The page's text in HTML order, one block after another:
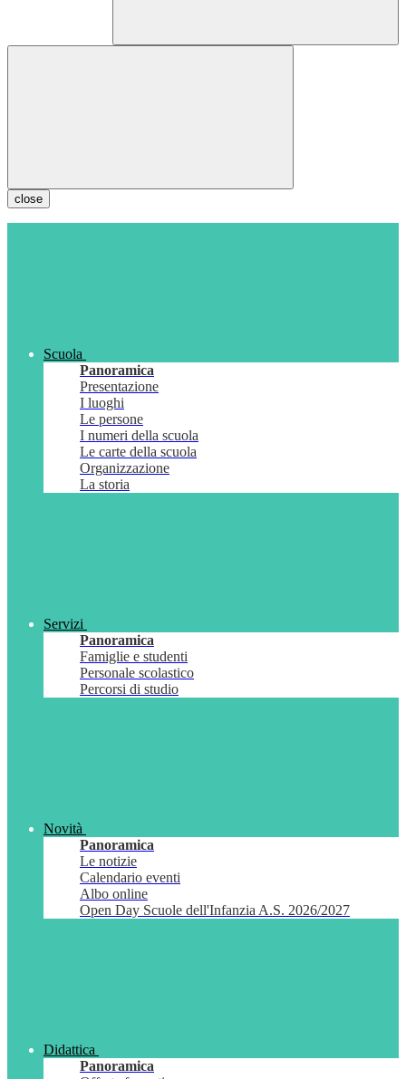
close
Scuola
Panoramica
Presentazione
I luoghi
Le persone
I numeri della scuola
Le carte della scuola
Organizzazione
La storia
Servizi
Panoramica
Famiglie e studenti
Personale scolastico
Percorsi di studio
Novità
Panoramica
Le notizie
Calendario eventi
Albo online
Open Day Scuole dell'Infanzia A.S. 2026/2027
Didattica
Panoramica